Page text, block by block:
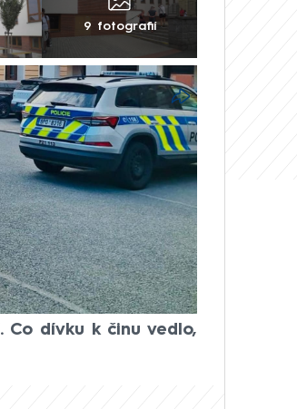
9 fotografií
na své
byla
už nikomu
policistů a
děti nejsou v
Plzeňského kraje
po ošetření na
dívku k činu vedlo,